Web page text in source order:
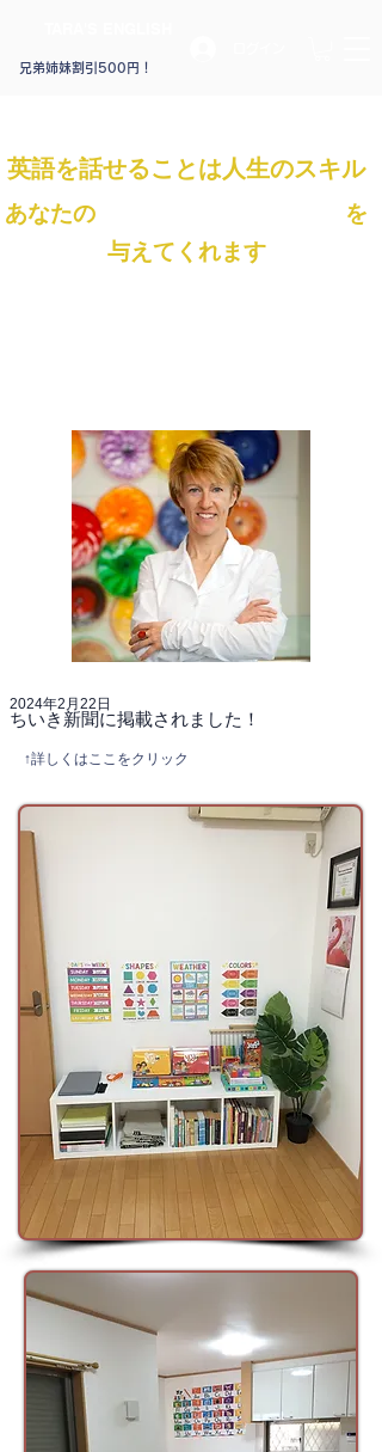
兄弟姉妹割引500円！
​英語を話せることは人生のスキル​
あなたの
を
与えてくれます
2024年2月22日
ちいき新聞に掲載されました！
↑詳しくはここをクリック